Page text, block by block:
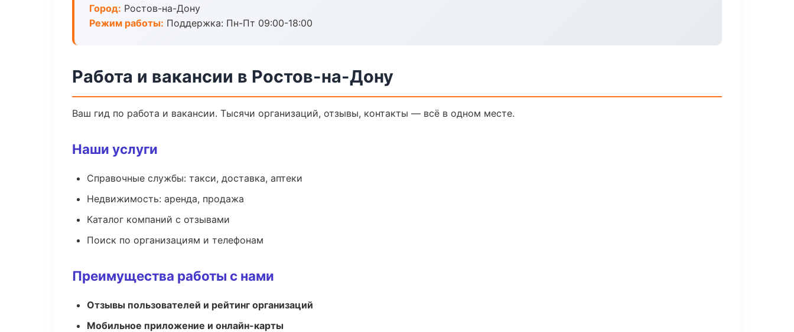
Город: Ростов-на-Дону
Режим работы: Поддержка: Пн-Пт 09:00-18:00
Работа и вакансии в Ростов-на-Дону
Ваш гид по работа и вакансии. Тысячи организаций, отзывы, контакты — всё в одном месте.
Наши услуги
Справочные службы: такси, доставка, аптеки
Недвижимость: аренда, продажа
Каталог компаний с отзывами
Поиск по организациям и телефонам
Преимущества работы с нами
Отзывы пользователей и рейтинг организаций
Мобильное приложение и онлайн-карты